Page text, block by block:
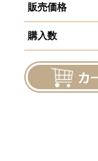
販売価格
購入数